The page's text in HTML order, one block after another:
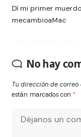
Dí mi primer
mecambioaMac
No hay
Tu dirección de
están marcados con *